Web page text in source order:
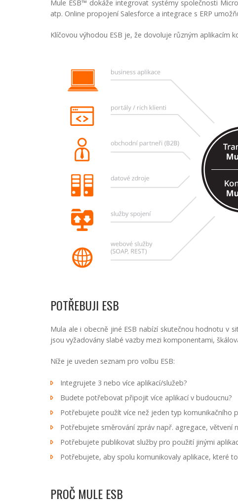
Mule ESB™ dokáže integrovat systémy společnosti
atp. Online propojení Salesforce a integrace s ERP
Klíčovou výhodou ESB je, že dovoluje různým
POTŘEBUJI ESB
Mula ale i obecně jiné ESB nabízí skutečnou hodnotu v
jsou vyžadovány slabé vazby mezi komponentami,
Níže je uveden seznam pro volbu ESB:
Integrujete 3 nebo více aplikací/služeb?
Budete potřebovat připojit více aplikací v budoucnu?
Potřebujete použít více než jeden typ komunikačního
Potřebujete směrování zpráv např. agregace, větvení
Potřebujete publikovat služby pro použití jinými
Potřebujete, aby spolu komunikovaly aplikace, které
PROČ MULE ESB